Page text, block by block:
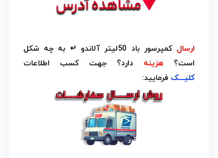
ارسال
کمپرسور باد 50لیتر آلاندو ↵ به چه شکل
است؟ هزینه دارد؟ جهت کسب اطلاعات
کلیـــک فرمایید: